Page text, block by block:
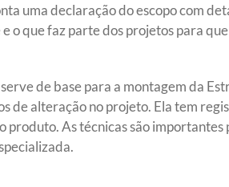
uma declaração do escopo com
o que faz parte dos projetos para
de base para a montagem da
de alteração no projeto. Ela tem
produto. As técnicas são